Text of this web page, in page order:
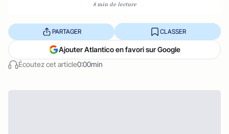
8 min de lecture
Écoutez cet article0:00min
PARTAGER CLASSER
Ajouter Atlantico en favori sur Google